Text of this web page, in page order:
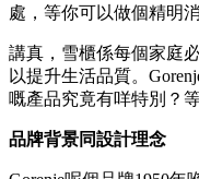
處，等你可以做個精明消
講真，雪櫃係每個家庭
以提升生活品質。
嘅產品究竟有咩特別？
品牌背景同設計理念